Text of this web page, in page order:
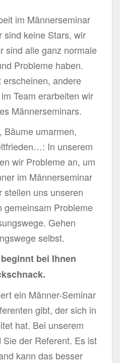
im Männerseminar
sind keine Stars, wir
sind alle ganz normale
Probleme haben.
andere
Team erarbeiten wir
Männerseminars.
Bäume umarmen,
In unserem
wir Probleme an, um
im Männerseminar
stellen uns unseren
gemeinsam Probleme
Gehen
selbst.
bei Ihnen
ein Männer-Seminar
gibt, der sich in
hat. Bei unserem
der Referent. Es ist
kann das besser